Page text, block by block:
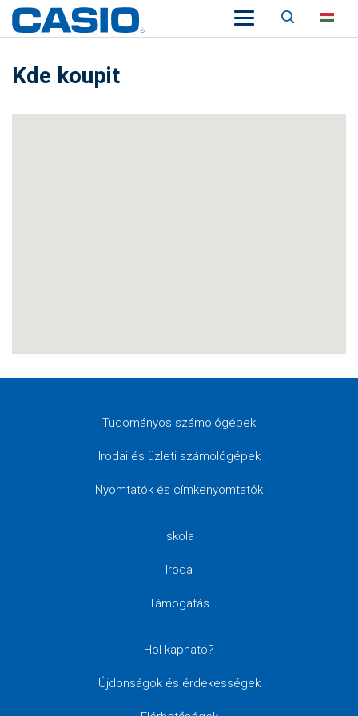
Keresés
Kde koupit
Tudományos számológépek
Irodai és üzleti számológépek
Nyomtatók és címkenyomtatók
Iskola
Iroda
Támogatás
Hol kapható?
Újdonságok és érdekességek